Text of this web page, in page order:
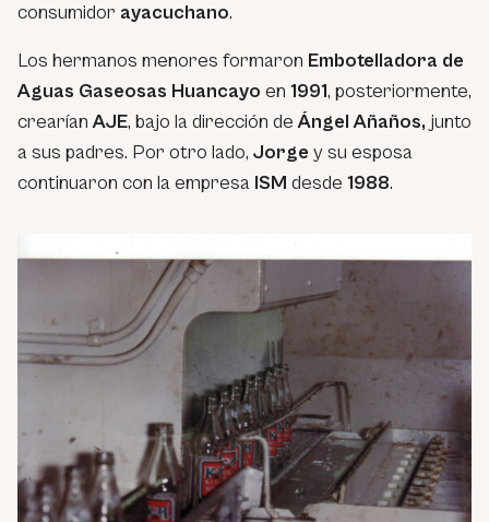
consumidor ayacuchano.
Los hermanos menores formaron Embotelladora de
Aguas Gaseosas Huancayo en 1991, posteriormente,
crearíanAJE, bajo la dirección deÁngel Añaños, junto
a sus padres. Por otro lado, Jorge y su esposa
continuaron con la empresa ISM desde 1988.